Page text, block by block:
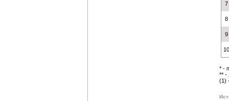
7
8
9
10
* -
** -
(1)